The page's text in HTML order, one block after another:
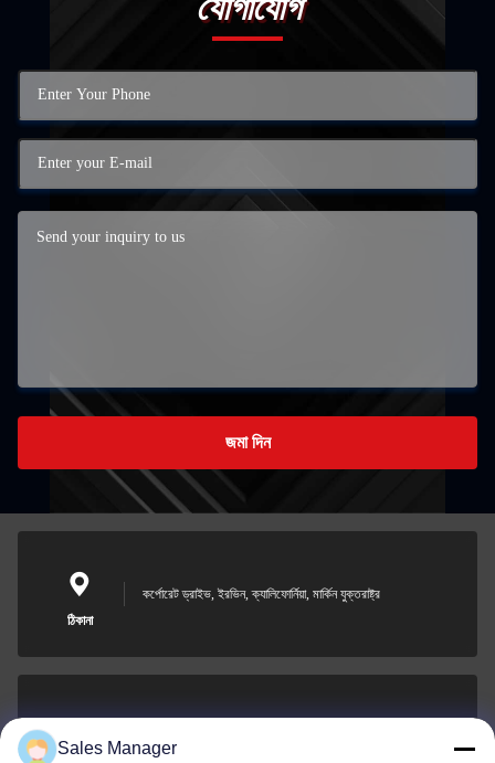
জমা দিন
ঠিকানা
কর্পোরেট ড্রাইভ, ইরভিন, ক্যালিফোর্নিয়া, মার্কিন যুক্তরাষ্ট্র
Sales Manager